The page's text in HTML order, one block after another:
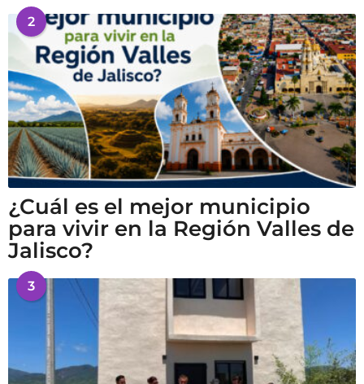
2
¿Cuál es el mejor municipio
para vivir en la Región Valles de
Jalisco?
3